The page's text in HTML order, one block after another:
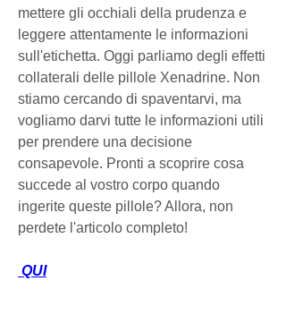
mettere gli occhiali della prudenza e
leggere attentamente le informazioni
sull'etichetta. Oggi parliamo degli effetti
collaterali delle pillole Xenadrine. Non
stiamo cercando di spaventarvi, ma
vogliamo darvi tutte le informazioni utili
per prendere una decisione
consapevole. Pronti a scoprire cosa
succede al vostro corpo quando
ingerite queste pillole? Allora, non
perdete l'articolo completo!
QUI